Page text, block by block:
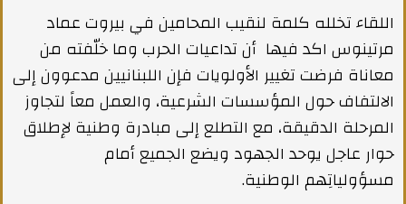
اللقاء تخلله كلمة لنقيب المحامين في بيروت عماد
مرتينوس اكد فيها أن تداعيات الحرب وما خلّفته من
معاناة فرضت تغيير الأولويات فإن اللبنانيين مدعوون إلى
الالتفاف حول المؤسسات الشرعية، والعمل معاً لتجاوز
المرحلة الدقيقة، مع التطلع إلى مبادرة وطنية لإطلاق
حوار عاجل يوحد الجهود ويضع الجميع أمام
مسؤولياتِهم الوطنية.